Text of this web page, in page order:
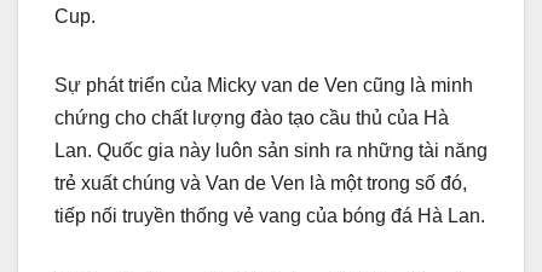
Cup.
Sự phát triển của Micky van de Ven cũng là minh
chứng cho chất lượng đào tạo cầu thủ của Hà
Lan. Quốc gia này luôn sản sinh ra những tài năng
trẻ xuất chúng và Van de Ven là một trong số đó,
tiếp nối truyền thống vẻ vang của bóng đá Hà Lan.